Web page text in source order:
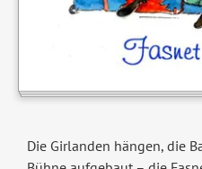
Die Girlanden hängen, die